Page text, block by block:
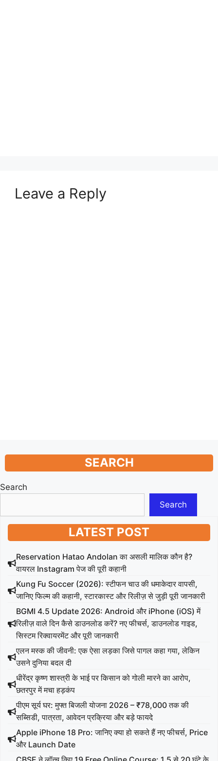
Leave a Reply
SEARCH
Search
Search
LATEST POST
Reservation Hatao Andolan का असली मालिक कौन है?
वायरल Instagram पेज की पूरी कहानी
Kung Fu Soccer (2026): स्टीफन चाउ की धमाकेदार वापसी,
जानिए फिल्म की कहानी, स्टारकास्ट और रिलीज़ से जुड़ी पूरी जानकारी
BGMI 4.5 Update 2026: Android और iPhone (iOS) में
रिलीज़ वाले दिन कैसे डाउनलोड करें? नए फीचर्स, डाउनलोड गाइड,
सिस्टम रिक्वायरमेंट और पूरी जानकारी
एलन मस्क की जीवनी: एक ऐसा लड़का जिसे पागल कहा गया, लेकिन
उसने दुनिया बदल दी
धीरेंद्र कृष्ण शास्त्री के भाई पर किसान को गोली मारने का आरोप,
छतरपुर में मचा हड़कंप
पीएम सूर्य घर: मुफ्त बिजली योजना 2026 – ₹78,000 तक की
सब्सिडी, पात्रता, आवेदन प्रक्रिया और बड़े फायदे
Apple iPhone 18 Pro: जानिए क्या हो सकते हैं नए फीचर्स, Price
और Launch Date